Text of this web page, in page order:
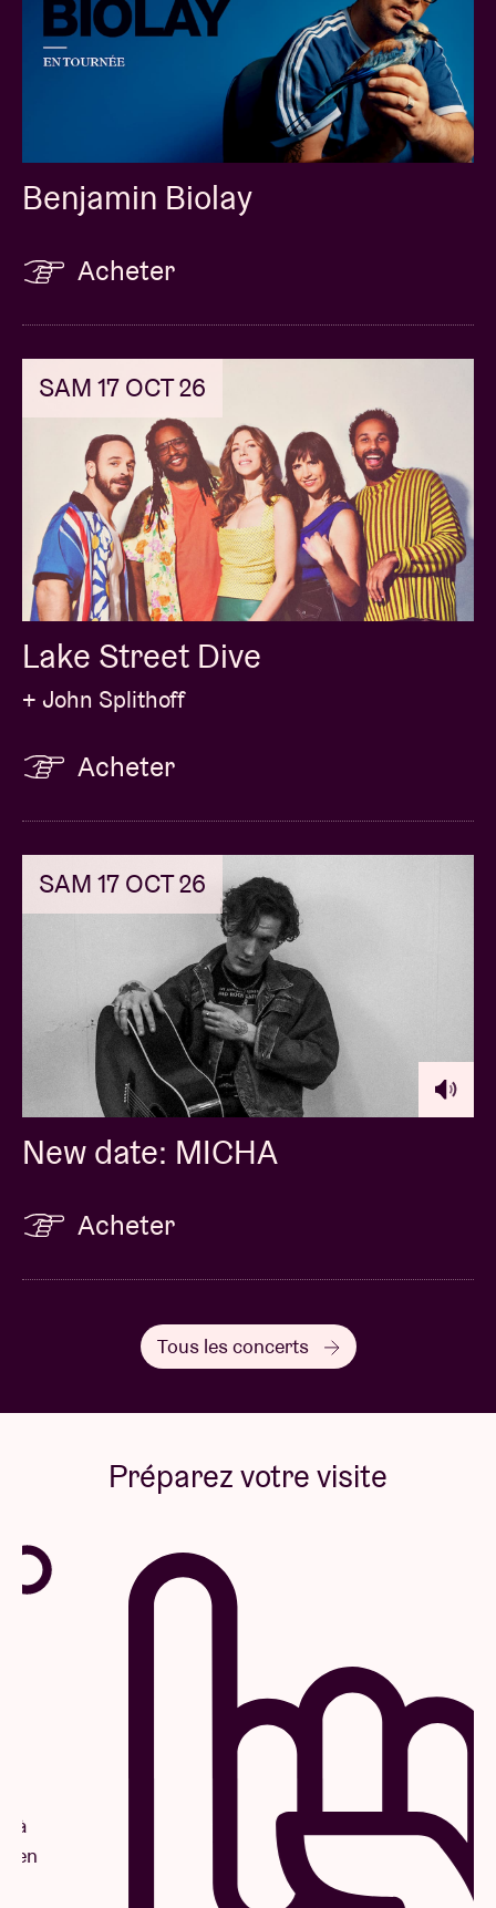
Benjamin Biolay
Acheter
SAM 17 OCT 26
Lake Street Dive
+ John Splithoff
Acheter
SAM 17 OCT 26
New date: MICHA
Acheter
Tous les concerts
Préparez votre visite